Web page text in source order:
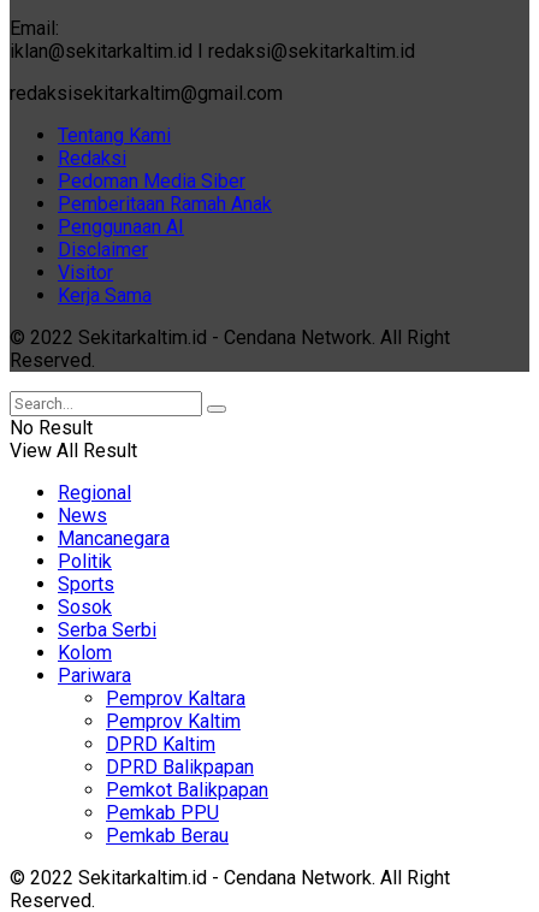
Email:
iklan@sekitarkaltim.id I redaksi@sekitarkaltim.id
redaksisekitarkaltim@gmail.com
Tentang Kami
Redaksi
Pedoman Media Siber
Pemberitaan Ramah Anak
Penggunaan AI
Disclaimer
Visitor
Kerja Sama
© 2022 Sekitarkaltim.id - Cendana Network. All Right
Reserved.
No Result
View All Result
Regional
News
Mancanegara
Politik
Sports
Sosok
Serba Serbi
Kolom
Pariwara
Pemprov Kaltara
Pemprov Kaltim
DPRD Kaltim
DPRD Balikpapan
Pemkot Balikpapan
Pemkab PPU
Pemkab Berau
© 2022 Sekitarkaltim.id - Cendana Network. All Right
Reserved.